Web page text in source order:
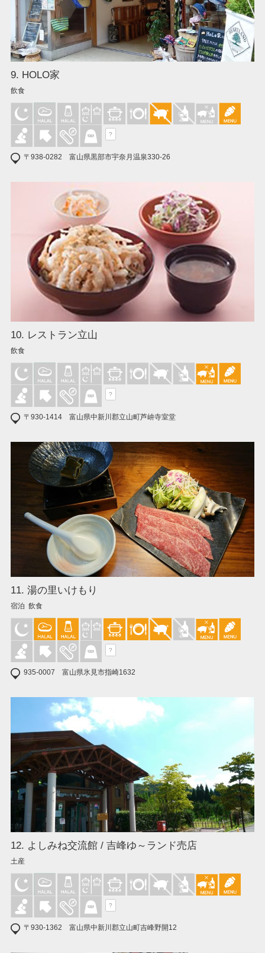
9. HOLO家
飲食
?
〒938-0282 富山県黒部市宇奈月温泉330-26
10. レストラン立山
飲食
?
〒930-1414 富山県中新川郡立山町芦峅寺室堂
11. 湯の里いけもり
宿泊 飲食
?
935-0007 富山県氷見市指崎1632
12. よしみね交流館 / 吉峰ゆ～ランド売店
土産
?
〒930-1362 富山県中新川郡立山町吉峰野開12